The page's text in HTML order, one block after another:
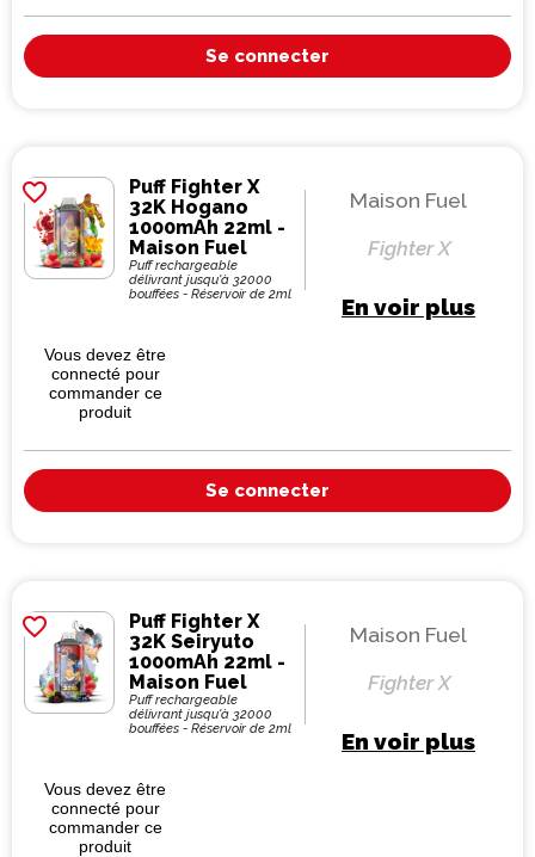
Se connecter
favorite_border
Puff Fighter X
32K Hogano
1000mAh 22ml -
Maison Fuel
Puff rechargeable
délivrant jusqu'à 32000
bouffées - Réservoir de 2ml
Maison Fuel
Fighter X
En voir plus
Vous devez être
connecté pour
commander ce
produit
Se connecter
favorite_border
Puff Fighter X
32K Seiryuto
1000mAh 22ml -
Maison Fuel
Puff rechargeable
délivrant jusqu'à 32000
bouffées - Réservoir de 2ml
Maison Fuel
Fighter X
En voir plus
Vous devez être
connecté pour
commander ce
produit